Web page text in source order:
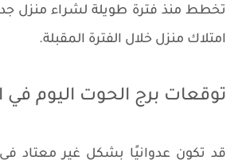
تخطط منذ فترة طويلة لشراء منزل
امتلاك منزل خلال الفترة المقبلة.
توقعات برج الحوت اليوم في
قد تكون عدوانيًا بشكل غير معتاد